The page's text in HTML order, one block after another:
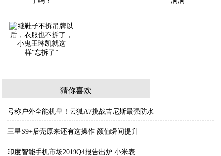
猜你喜欢
号称户外全能机皇！云狐A7挑战吉尼斯最强防水
三星S9+后壳原来还有这操作 颜值瞬间提升
印度智能手机市场2019Q4报告出炉 小米表